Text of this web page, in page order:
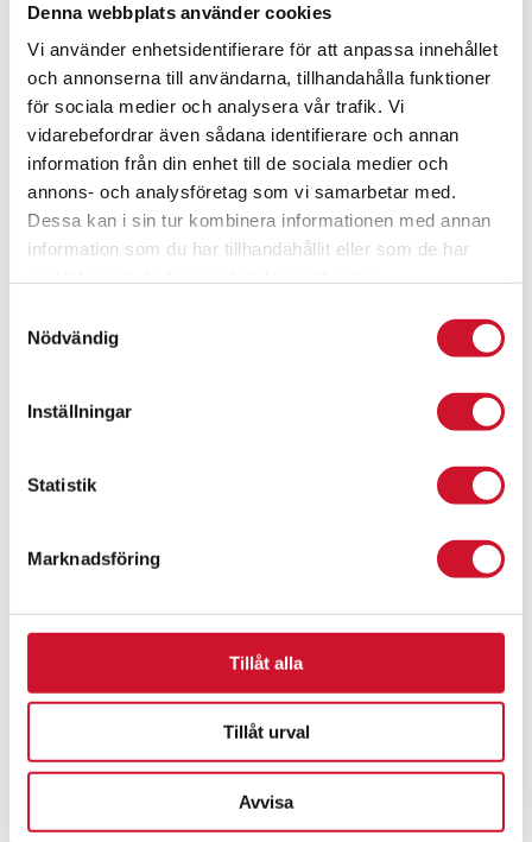
Denna webbplats använder cookies
Vi använder enhetsidentifierare för att anpassa innehållet
och annonserna till användarna, tillhandahålla funktioner
för sociala medier och analysera vår trafik. Vi
vidarebefordrar även sådana identifierare och annan
information från din enhet till de sociala medier och
annons- och analysföretag som vi samarbetar med.
Dessa kan i sin tur kombinera informationen med annan
information som du har tillhandahållit eller som de har
Nödvändig
Inställningar
Statistik
Marknadsföring
Tillåt alla
Tillåt urval
Avvisa